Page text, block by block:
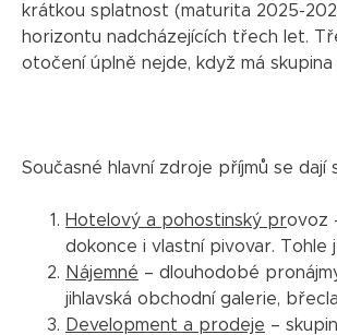
krátkou splatnost (maturita 2025-
horizontu nadcházejících třech let.
otočení úplně nejde, když má
Současné hlavní zdroje příjmů se dají
Hotelový a pohostinský provoz
dokonce i vlastní pivovar. Tohle
Nájemné – dlouhodobé
jihlavská obchodní galerie,
Development a prodeje –